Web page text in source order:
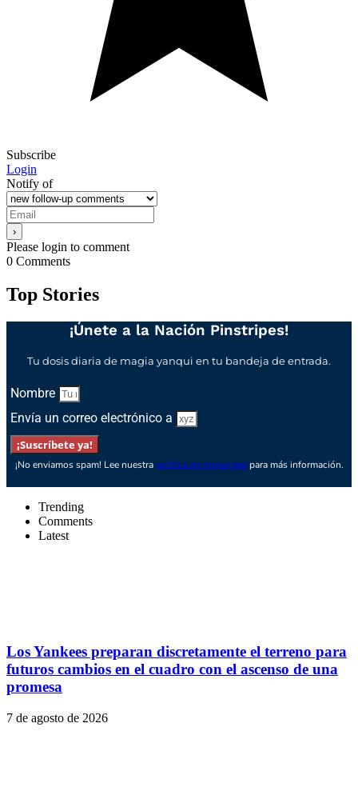
Subscribe
Login
Notify of
Please login to comment
0 Comments
Top Stories
¡Únete a la Nación Pinstripes!
Tu dosis diaria de magia yanqui en tu bandeja de entrada.
Nombre
Envía un correo electrónico a
¡Suscríbete ya!
¡No enviamos spam! Lee nuestra política de privacidad para más información.
Trending
Comments
Latest
Los Yankees preparan discretamente el terreno para
futuros cambios en el cuadro con el ascenso de una
promesa
7 de agosto de 2026